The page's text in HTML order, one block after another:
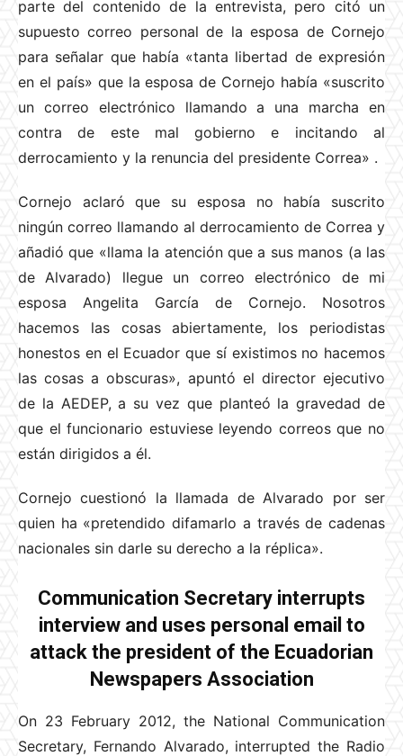
parte del contenido de la entrevista, pero citó un
supuesto correo personal de la esposa de Cornejo
para señalar que había «tanta libertad de expresión
en el país» que la esposa de Cornejo había «suscrito
un correo electrónico llamando a una marcha en
contra de este mal gobierno e incitando al
derrocamiento y la renuncia del presidente Correa» .
Cornejo aclaró que su esposa no había suscrito
ningún correo llamando al derrocamiento de Correa y
añadió que «llama la atención que a sus manos (a las
de Alvarado) llegue un correo electrónico de mi
esposa Angelita García de Cornejo. Nosotros
hacemos las cosas abiertamente, los periodistas
honestos en el Ecuador que sí existimos no hacemos
las cosas a obscuras», apuntó el director ejecutivo
de la AEDEP, a su vez que planteó la gravedad de
que el funcionario estuviese leyendo correos que no
están dirigidos a él.
Cornejo cuestionó la llamada de Alvarado por ser
quien ha «pretendido difamarlo a través de cadenas
nacionales sin darle su derecho a la réplica».
Communication Secretary interrupts
interview and uses personal email to
attack the president of the Ecuadorian
Newspapers Association
On 23 February 2012, the National Communication
Secretary, Fernando Alvarado, interrupted the Radio